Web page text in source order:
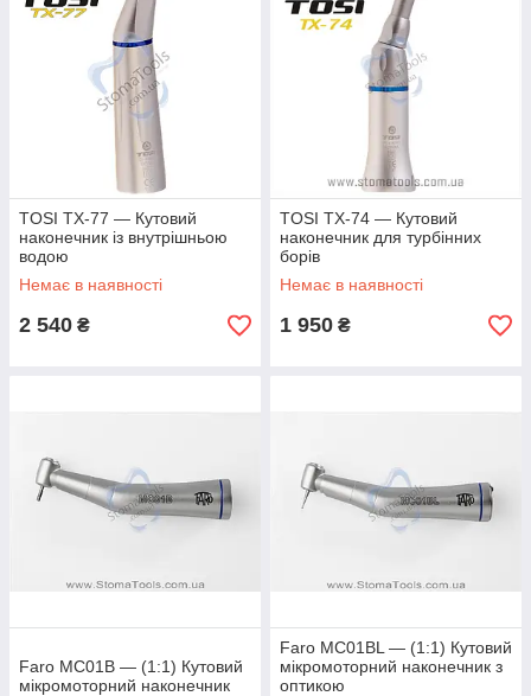
TOSI TX-77 — Кутовий
наконечник із внутрішньою
водою
Немає в наявності
2 540 ₴
TOSI TX-74 — Кутовий
наконечник для турбінних
борів
Немає в наявності
1 950 ₴
Faro MC01B — (1:1) Кутовий
мікромоторний наконечник
Faro MC01BL — (1:1) Кутовий
мікромоторний наконечник з
оптикою